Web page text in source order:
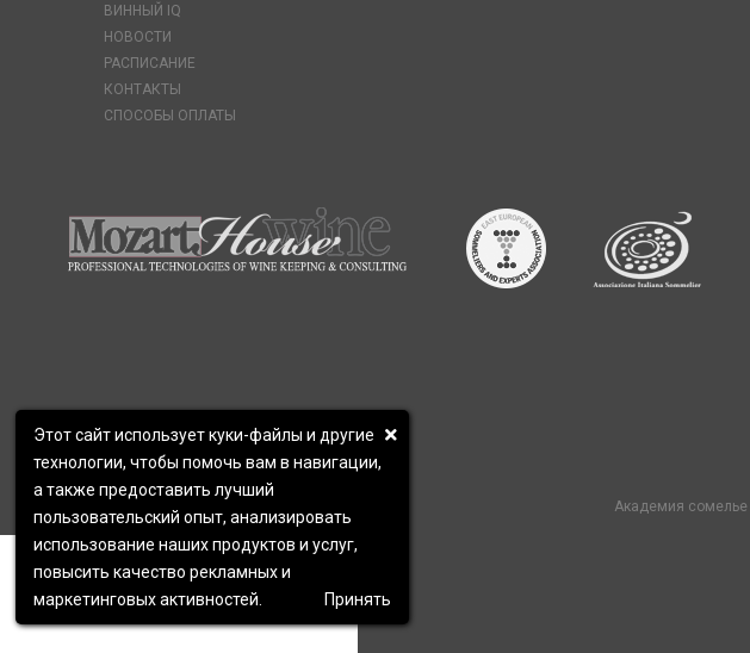
ВИННЫЙ IQ
НОВОСТИ
РАСПИСАНИЕ
КОНТАКТЫ
СПОСОБЫ ОПЛАТЫ
Академия сомелье
Этот сайт использует куки-файлы и другие
технологии, чтобы помочь вам в навигации,
а также предоставить лучший
пользовательский опыт, анализировать
использование наших продуктов и услуг,
повысить качество рекламных и
маркетинговых активностей.
Принять
×
Мы свяжемся с вами в ближайшее
время.